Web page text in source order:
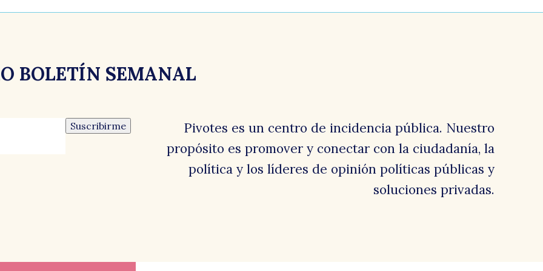
y
BOLETÍN SEMANAL
Suscribirme
Pivotes es un centro de incidencia pública. Nuestro
propósito es promover y conectar con la ciudadanía, la
política y los líderes de opinión políticas públicas y
soluciones privadas.